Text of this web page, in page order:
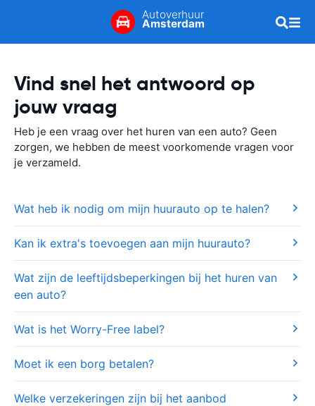
Autoverhuur
Amsterdam
Vind snel het antwoord op
jouw vraag
Heb je een vraag over het huren van een auto? Geen
zorgen, we hebben de meest voorkomende vragen voor
je verzameld.
Wat heb ik nodig om mijn huurauto op te halen?
Kan ik extra's toevoegen aan mijn huurauto?
Wat zijn de leeftijdsbeperkingen bij het huren van
een auto?
Wat is het Worry-Free label?
Moet ik een borg betalen?
Welke verzekeringen zijn bij het aanbod